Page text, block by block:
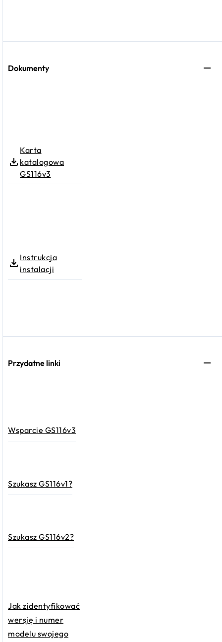
Dokumenty
Karta
katalogowa
GS116v3
Instrukcja
instalacji
Przydatne linki
Wsparcie GS116v3
Szukasz GS116v1?
Szukasz GS116v2?
Jak zidentyfikować
wersję i numer
modelu swojego